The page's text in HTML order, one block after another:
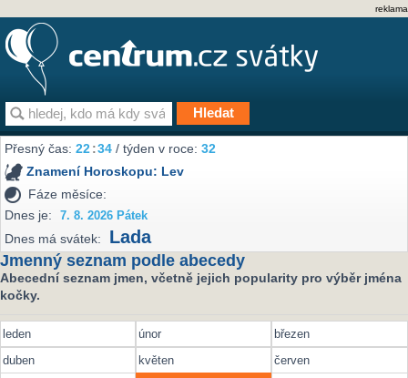
reklama
Přesný čas:22 34 / týden v roce:32
Znamení Horoskopu: Lev
Fáze měsíce:
Dnes je:
7. 8. 2026 Pátek
Dnes má svátek: Lada
Jmenný seznam podle abecedy
Abecední seznam jmen, včetně jejich popularity pro výběr jména
kočky.
leden únor
březen
duben
květen
červen